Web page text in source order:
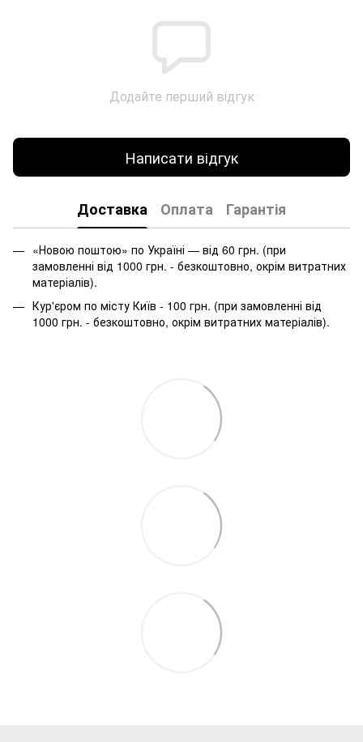
Додайте перший відгук
Написати відгук
Доставка Оплата Гарантія
«Новою поштою» по Україні — від 60 грн. (при
замовленні від 1000 грн. - безкоштовно, окрім витратних
матеріалів).
Кур'єром по місту Київ - 100 грн. (при замовленні від
1000 грн. - безкоштовно, окрім витратних матеріалів).